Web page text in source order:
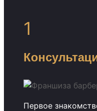
1
Первое